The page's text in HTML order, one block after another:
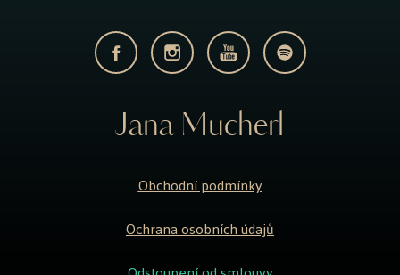
Jana Mucherl
Obchodní podmínky
Ochrana osobních údajů